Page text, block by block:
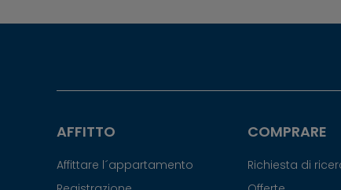
AFFITTO
Affittare l´appartamento
COMPRARE
Richiesta di